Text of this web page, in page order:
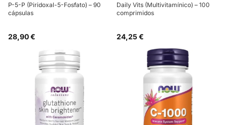
P-5-P (Piridoxal-5-Fosfato) – 90
cápsulas
28,90 €
Daily Vits (Multivitamínico) – 100
comprimidos
24,25 €